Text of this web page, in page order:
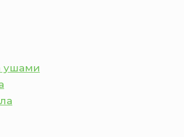
ушами